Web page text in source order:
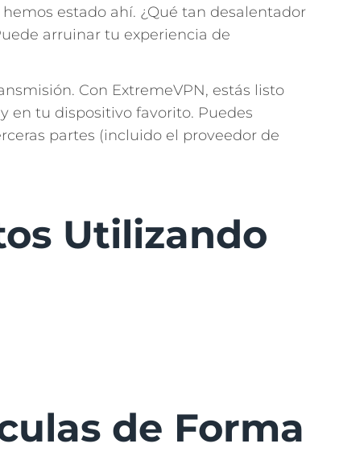
estado ahí. ¿Qué tan desalentador
arruinar tu experiencia de
Con ExtremeVPN, estás listo
en tu dispositivo favorito. Puedes
partes (incluido el proveedor de
Utilizando
de Forma